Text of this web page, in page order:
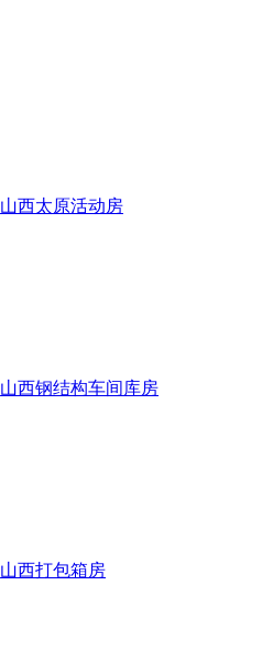
山西太原活动房
山西钢结构车间库房
山西打包箱房